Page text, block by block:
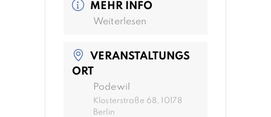
MEHR INFO
Weiterlesen
VERANSTALTUNGS
ORT
Podewil
Klosterstraße 68, 10178
Berlin